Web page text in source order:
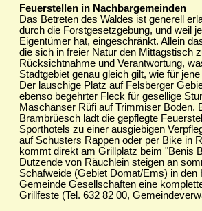
Feuerstellen in Nachbargemeinden
Das Betreten des Waldes ist generell
durch die Forstgesetzgebung, und weil
Eigentümer hat, eingeschränkt. Allein
die sich in freier Natur den Mittagstisch
Rücksichtnahme und Verantwortung,
Stadtgebiet genau gleich gilt, wie für
Der lauschige Platz auf Felsberger
ebenso begehrter Fleck für gesellige
Maschänser Rüfi auf Trimmiser Boden.
Brambrüesch lädt die gepflegte
Sporthotels zu einer ausgiebigen
auf Schusters Rappen oder per Bike in
kommt direkt am Grillplatz beim "Benis
Dutzende von Räuchlein steigen an
Schafweide (Gebiet Domat/Ems) in den
Gemeinde Gesellschaften eine
Grillfeste (Tel. 632 82 00,